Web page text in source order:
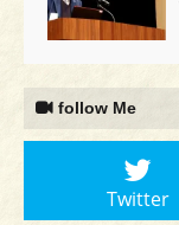
follow Me
Twitter